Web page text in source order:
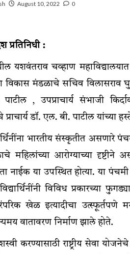
August 10, 2022 0
प्रतिनिधी :
यशवंतराव चव्हाण
विकास मंडळाचे सचिव विलासराव
, उपप्राचार्य संभाजी
प्राचार्य डॉ. एल. बी. पाटील यांच्या
भारतीय संस्कृतीत
महिलांच्या आरोग्याच्या दृष्टीने
नाईक या उपस्थित होत्या. या
विविध प्रकारच्या
खेळ इत्यादीचा उत्स्फूर्तपणे
वातावरण निर्माण झाले होते.
करण्यासाठी राष्ट्रीय सेवा